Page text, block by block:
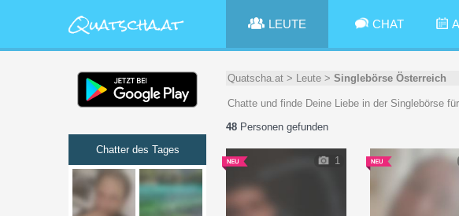
LEUTE CHAT
Chatter des Tages
Quatscha.at > Leute > Singlebörse Österreich
Chatte und finde Deine Liebe in der Singlebörse
48 Personen gefunden
1